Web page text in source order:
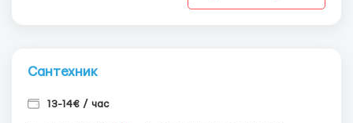
Сантехник
13-14€ / час